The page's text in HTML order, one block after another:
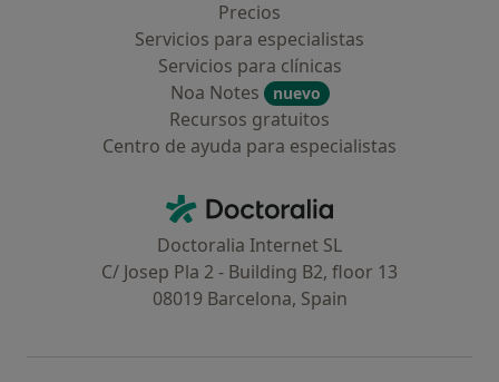
Precios
Servicios para especialistas
Servicios para clínicas
Noa Notes
nuevo
Recursos gratuitos
Centro de ayuda para especialistas
Doctoralia - Página de inicio
Doctoralia Internet SL
C/ Josep Pla 2 - Building B2, floor 13
08019 Barcelona, Spain